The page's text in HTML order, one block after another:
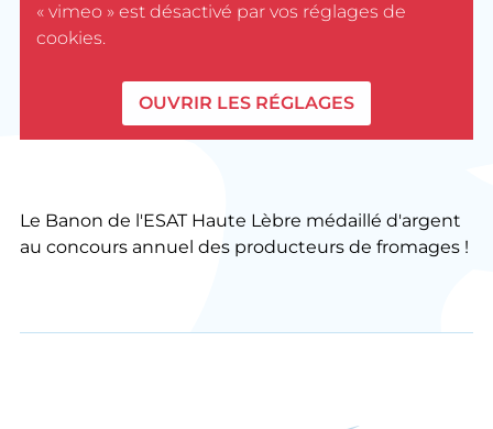
« vimeo » est désactivé par vos réglages de
cookies.
OUVRIR LES RÉGLAGES
Le Banon de l'ESAT Haute Lèbre médaillé d'argent
au concours annuel des producteurs de fromages !